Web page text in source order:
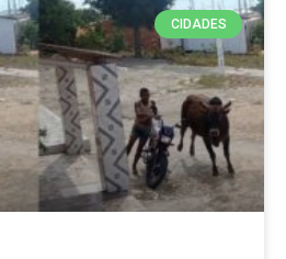
CIDADES